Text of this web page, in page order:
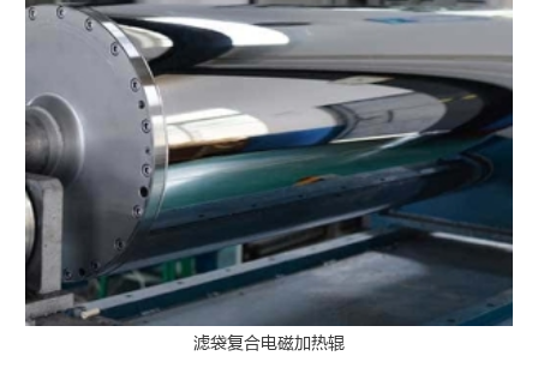
滤袋复合电磁加热辊